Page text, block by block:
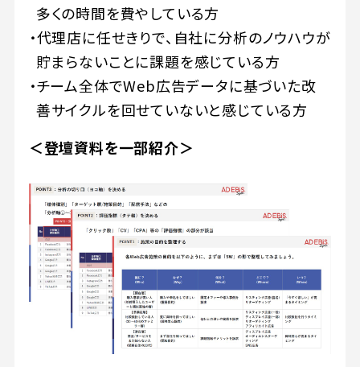
多くの時間を費やしている方
代理店に任せきりで、自社に分析のノウハウが
貯まらないことに課題を感じている方
チーム全体でWeb広告データに基づいた改
善サイクルを回せていないと感じている方
＜登壇資料を一部紹介＞